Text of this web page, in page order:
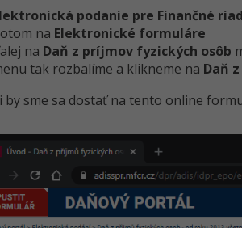
podanie pre Finančné
na Elektronické formuláre
na Daň z príjmov fyzických osôb
tak rozbalíme a klikneme na Daň
by sme sa dostať na tento online